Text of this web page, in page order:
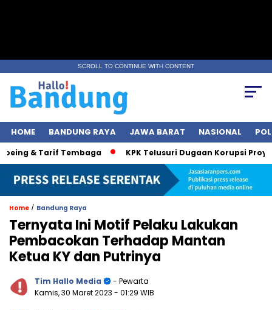
SCROLL TO CONTINUE WITH CONTENT
HOME BANDUNG RAYA JAWA BARAT NASIONAL
& Tarif Tembaga KPK Telusuri Dugaan Korupsi Proyek
Home / Bandung Raya
Ternyata Ini Motif Pelaku Lakukan
Pembacokan Terhadap Mantan
Ketua KY dan Putrinya
Tim Hallo Media
- Pewarta
Kamis, 30 Maret 2023 - 01:29 WIB